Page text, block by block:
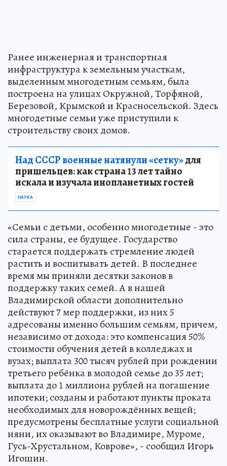
Ранее инженерная и транспортная
инфраструктура к земельным участкам,
выделенным многодетным семьям, была
построена на улицах Окружной, Торфяной,
Березовой, Крымской и Красносельской. Здесь
многодетные семьи уже приступили к
строительству своих домов.
Над СССР военные натянули «сетку»для
пришельцев: как страна 13 лет тайно
искала и изучала инопланетных гостей
НАУКА
«Семьи с детьми, особенно многодетные - это
сила страны, ее будущее. Государство
старается поддержать стремление людей
растить и воспитывать детей. В последнее
время мы приняли десятки законов в
поддержку таких семей. А в нашей
Владимирской области дополнительно
действуют 7 мер поддержки, из них 5
адресованы именно большим семьям, причем,
независимо от дохода: это компенсация 50%
стоимости обучения детей в колледжах и
вузах; выплата 300 тысяч рублей при рождении
третьего ребёнка в молодой семье до 35 лет;
выплата до 1 миллиона рублей на погашение
ипотеки; созданы и работают пункты проката
необходимых для новорождённых вещей;
предусмотрены бесплатные услуги социальной
няни, их оказывают во Владимире, Муроме,
Гусь-Хрустальном, Коврове», - сообщил Игорь
Игошин.